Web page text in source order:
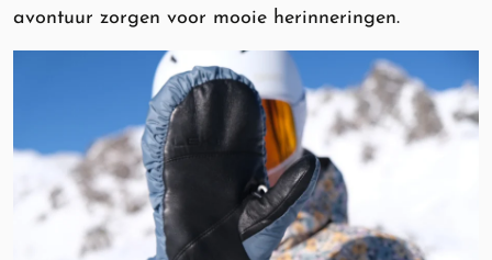
avontuur zorgen voor mooie herinneringen.